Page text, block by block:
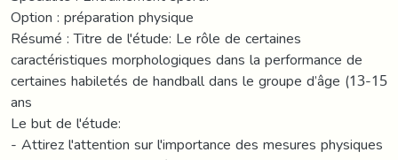
Option : préparation physique
Résumé : Titre de l'étude: Le rôle de certaines
caractéristiques morphologiques dans la performance de
certaines habiletés de handball dans le groupe d’âge (13-15
ans
Le but de l'étude:
- Attirez l'attention sur l'importance des mesures physiques